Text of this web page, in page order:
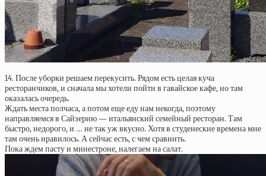
14. После уборки решаем перекусить. Рядом есть целая куча
ресторанчиков, и сначала мы хотели пойти в гавайское кафе, но там
оказалась очередь.
Ждать места полчаса, а потом еще еду нам некогда, поэтому
направляемся в Сайзерию — итальянский семейный ресторан. Там
быстро, недорого, и … не так уж вкусно. Хотя в студенеские времена мне
там очень нравилось. А сейчас есть, с чем сравнить.
Пока ждем пасту и минестроне, налегаем на салат.